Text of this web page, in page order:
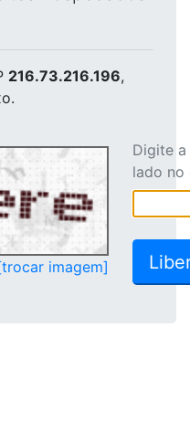
216.73.216.196,
imagem]
Digite
lado no